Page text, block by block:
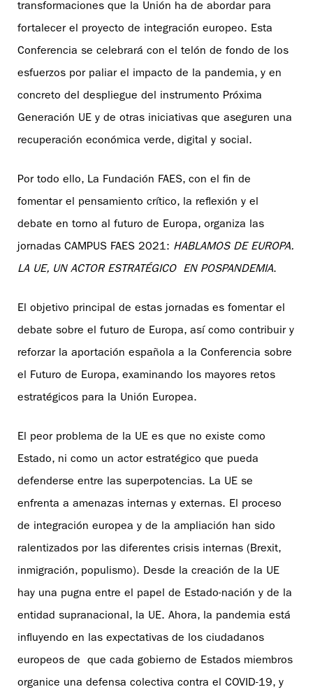
transformaciones que la Unión ha de abordar para
fortalecer el proyecto de integración europeo. Esta
Conferencia se celebrará con el telón de fondo de los
esfuerzos por paliar el impacto de la pandemia, y en
concreto del despliegue del instrumento Próxima
Generación UE y de otras iniciativas que aseguren una
recuperación económica verde, digital y social.
Por todo ello, La Fundación FAES, con el fin de
fomentar el pensamiento crítico, la reflexión y el
debate en torno al futuro de Europa, organiza las
jornadas CAMPUS FAES 2021: HABLAMOS DE EUROPA.
LA UE, UN ACTOR ESTRATÉGICO EN POSPANDEMIA.
El objetivo principal de estas jornadas es fomentar el
debate sobre el futuro de Europa, así como contribuir y
reforzar la aportación española a la Conferencia sobre
el Futuro de Europa, examinando los mayores retos
estratégicos para la Unión Europea.
El peor problema de la UE es que no existe como
Estado, ni como un actor estratégico que pueda
defenderse entre las superpotencias. La UE se
enfrenta a amenazas internas y externas. El proceso
de integración europea y de la ampliación han sido
ralentizados por las diferentes crisis internas (Brexit,
inmigración, populismo). Desde la creación de la UE
hay una pugna entre el papel de Estado-nación y de la
entidad supranacional, la UE. Ahora, la pandemia está
influyendo en las expectativas de los ciudadanos
europeos de que cada gobierno de Estados miembros
organice una defensa colectiva contra el COVID-19, y